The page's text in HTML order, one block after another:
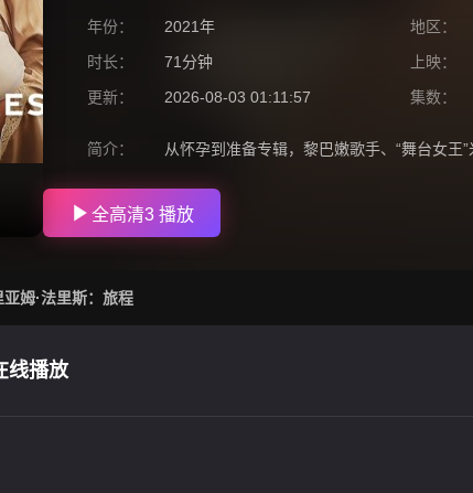
年份： 2021年 地区：
时长：
71分钟 上映：
更新：
2026-08-03 01:11:57 集数：
简介： 从怀孕到准备专辑，黎巴嫩歌手、“舞台女王
全高清3 播放
亚姆·法里斯：旅程
线播放